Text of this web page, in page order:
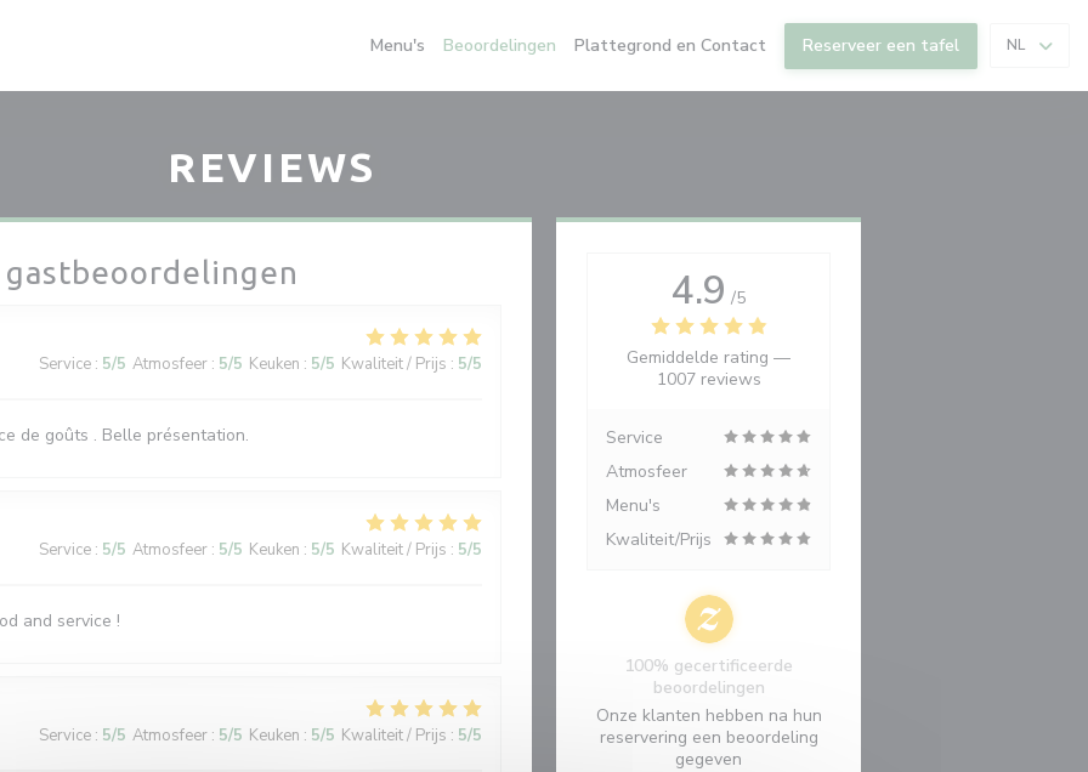
Menu's Beoordelingen Plattegrond en Contact Reserveer een tafel NL
REVIEWS
gastbeoordelingen
Service : 5/5 Atmosfeer : 5/5 Keuken : 5/5 Kwaliteit / Prijs : 5/5
de goûts . Belle présentation.
Service : 5/5 Atmosfeer : 5/5 Keuken : 5/5 Kwaliteit / Prijs : 5/5
and service !
Service : 5/5 Atmosfeer : 5/5 Keuken : 5/5 Kwaliteit / Prijs : 5/5
4.9 /5
Gemiddelde rating —
1007 reviews
Service
Atmosfeer
Menu's
Kwaliteit/Prijs
100% gecertificeerde
beoordelingen
Onze klanten hebben na hun
reservering een beoordeling
gegeven